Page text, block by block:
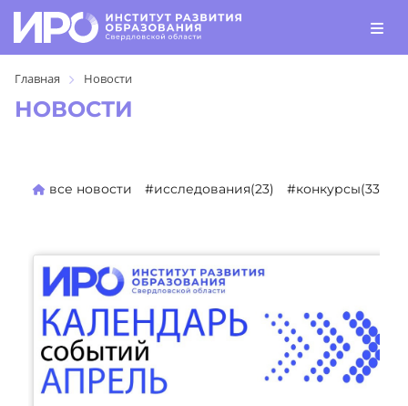
Главная Новости
НОВОСТИ
все новости #исследования(23) #конкурсы(330)